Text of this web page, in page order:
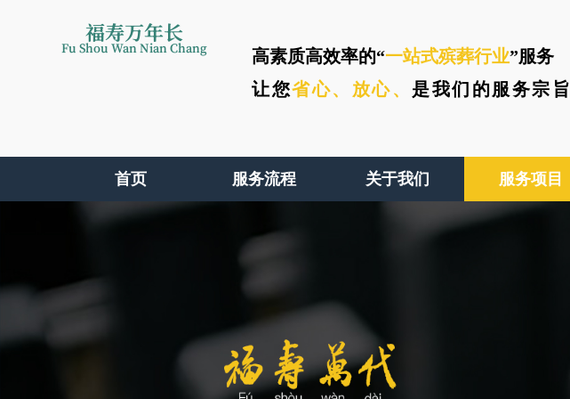
福寿万年长
Fu Shou Wan Nian Chang 高素质高效率的“一站式殡葬行业”服务
让您省心、 放心、 是我们的服务宗旨
首页 服务流程 关于我们 服务项目